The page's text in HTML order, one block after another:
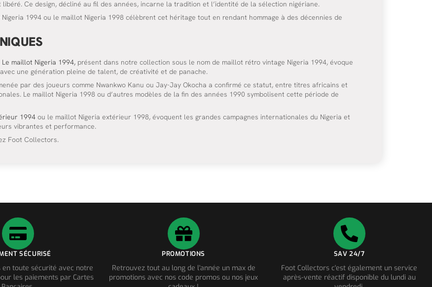
Ce design, décliné au fil des années, incarne la tradition et l’identité de la sélection nigériane.
1994 ou le maillot Nigeria 1998 célèbrent cet héritage tout en rendant hommage à des décennies de
Le maillot Nigeria 1994, présent dans notre collection sous le nom de maillot rétro vintage Nigeria 1994, évoque
une génération pleine de talent, de créativité et de panache.
par des joueurs comme Nwankwo Kanu ou Jay-Jay Okocha a confirmé ce statut, entre titres africains et
Le maillot Nigeria 1998 ou d’autres modèles de la fin des années 1990 symbolisent cette période de
1994 ou le maillot Nigeria extérieur 1998, évoquent les grandes campagnes internationales du Nigeria et
vibrantes et performance.
Foot Collectors.
SÉCURISÉ
en toute sécurité avec notre
les paiements par Cartes
PROMOTIONS
Retrouvez tout au long de l'année un max de
promotions avec nos code promos ou nos jeux
SAV 24/7
Foot Collectors c'est également un service
après-vente réactif disponible du lundi au